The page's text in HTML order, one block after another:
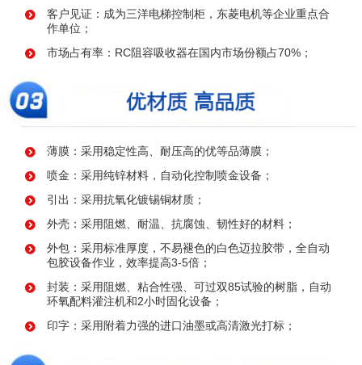
客户见证：成为三洋电梯控制柜，东菱电机等企业重点合
作单位；
市场占有率：RC阻容吸收器在国内市场份额占70%；
薄膜：采用稳定性高、耐压高的优等品薄膜；
喷金：采用纯锌材料，自动化控制喷金设备；
引出：采用抗氧化镀锡铜材质；
外壳：采用阻燃、耐温、抗腐蚀、韧性好的材料；
外包：采用标准厚度，不易褪色的白色迈拉胶带，全自动
包胶设备作业，效率提高3-5倍；
封装：采用阻燃、粘合性强、可过双85试验的树脂，自动
环氧配料灌注机和2小时固化设备；
印字：采用附着力强的进口油墨或高清激光打标；